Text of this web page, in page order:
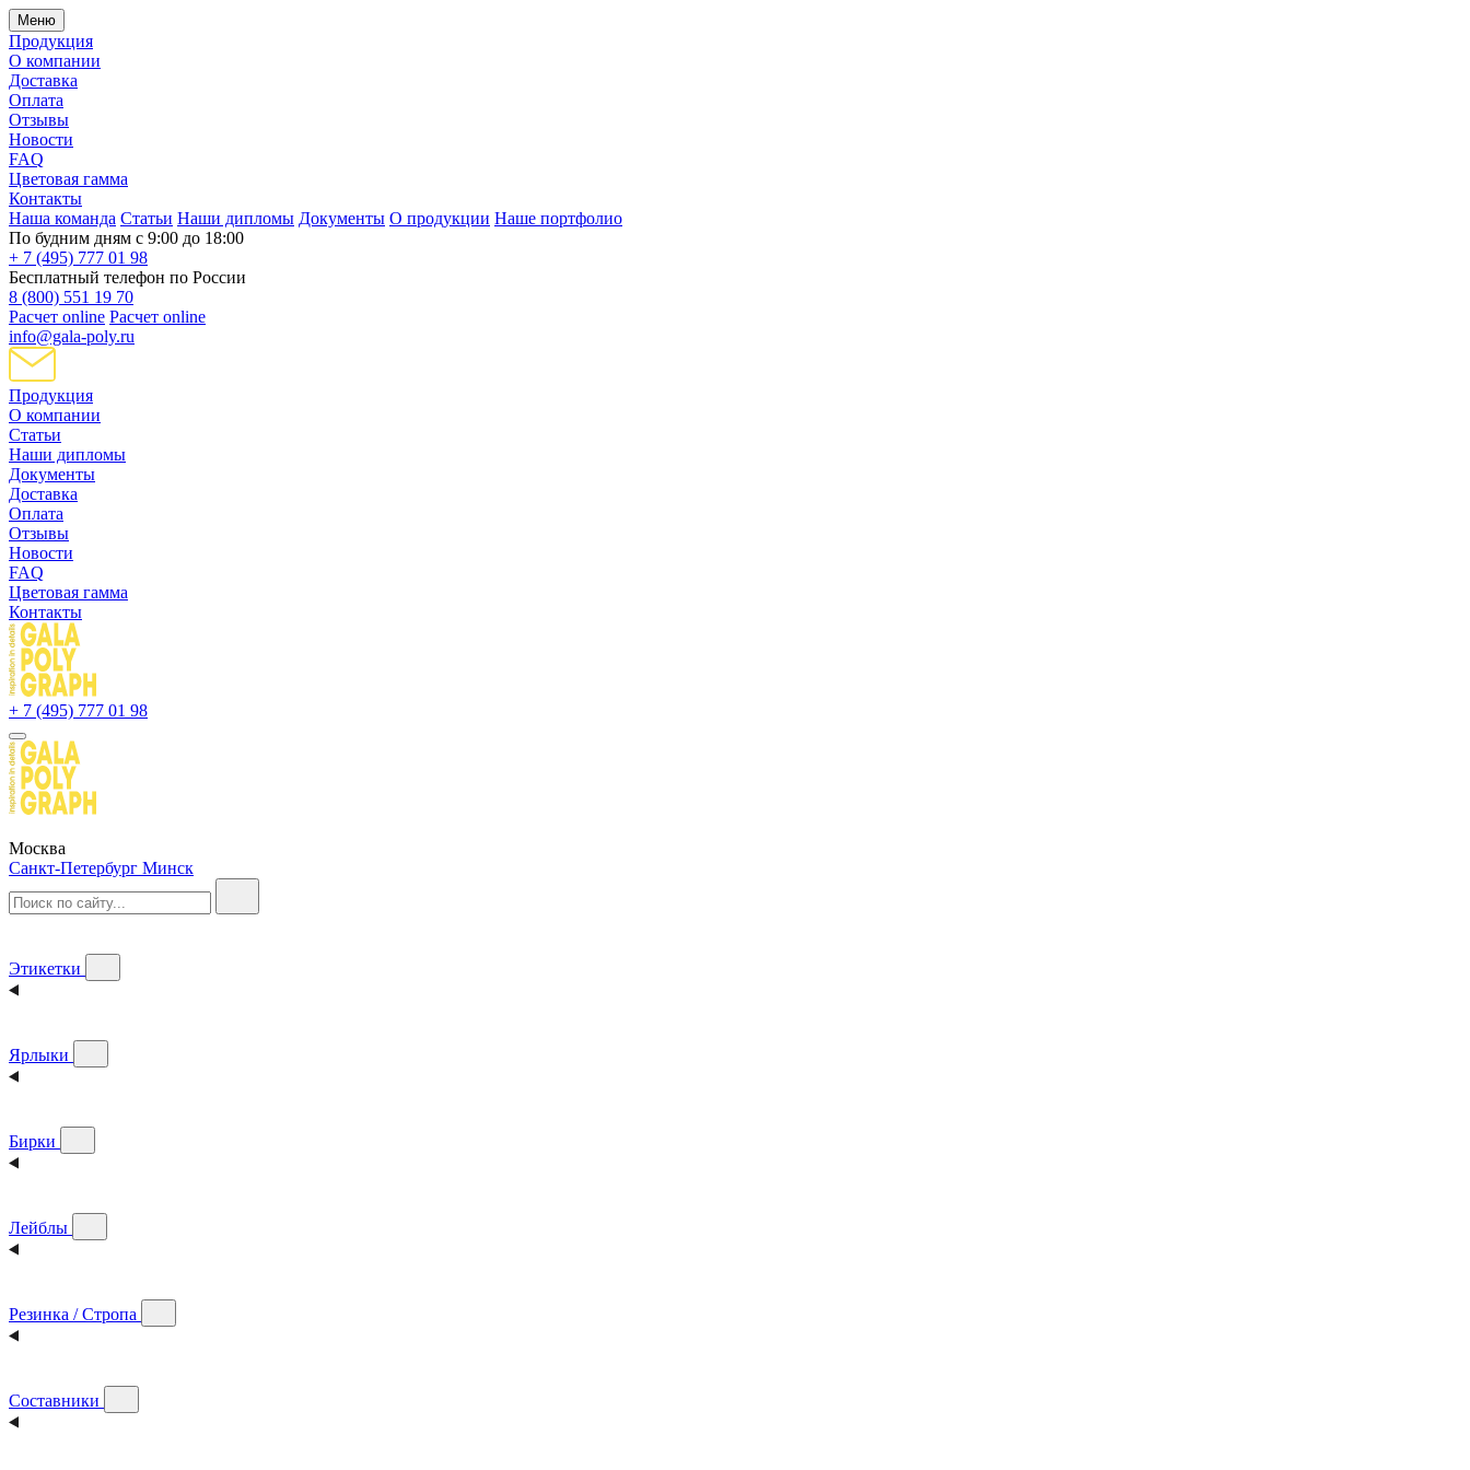
Меню
Продукция
О компании
Доставка
Оплата
Отзывы
Новости
FAQ
Цветовая гамма
Контакты
Наша команда Статьи Наши дипломы Документы О продукции Наше портфолио
По будним дням с 9:00 до 18:00
+ 7 (495) 777 01 98
Бесплатный телефон по России
8 (800) 551 19 70
Расчет online Расчет online
info@gala-poly.ru
Продукция
О компании
Статьи
Наши дипломы
Документы
Доставка
Оплата
Отзывы
Новости
FAQ
Цветовая гамма
Контакты
+ 7 (495) 777 01 98
Москва
Санкт-Петербург Минск
Этикетки
Ярлыки
Бирки
Лейблы
Резинка / Стропа
Составники